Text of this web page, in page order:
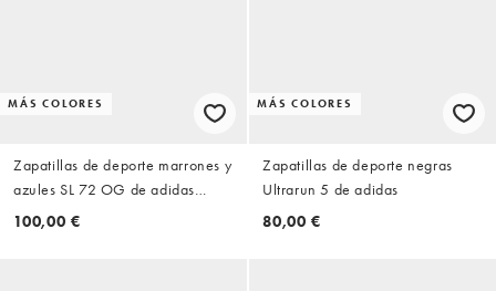
MÁS COLORES
Zapatillas de deporte marrones y
azules SL 72 OG de adidas
Originals
100,00 €
MÁS COLORES
Zapatillas de deporte negras
Ultrarun 5 de adidas
80,00 €